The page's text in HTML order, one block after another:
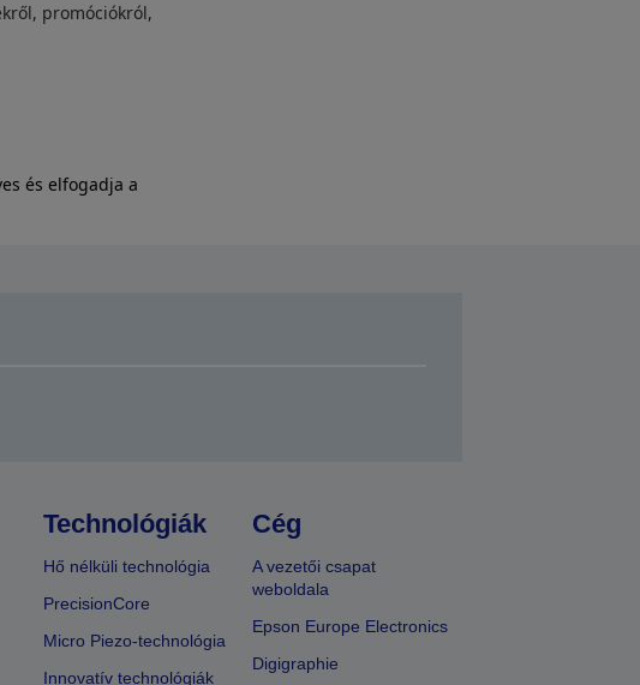
promóciókról,
és elfogadja a
Technológiák
Hő nélküli technológia
PrecisionCore
Micro Piezo-technológia
Innovatív technológiák
Cég
A vezetői csapat
weboldala
Epson Europe Electronics
Digigraphie